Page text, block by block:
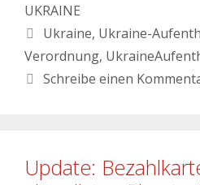
UKRAINE
Ukraine, Ukraine-
Verordnung,
Schreibe einen
Update: